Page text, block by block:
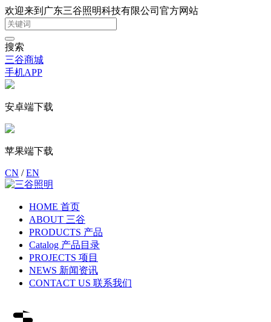
欢迎来到广东三谷照明科技有限公司官方网站
搜索
三谷商城
手机APP
安卓端下载
苹果端下载
CN /EN
HOME 首页
ABOUT 三谷
PRODUCTS 产品
Catalog 产品目录
PROJECTS 项目
NEWS 新闻资讯
CONTACT US 联系我们